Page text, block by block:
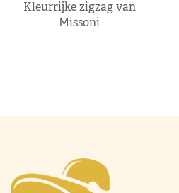
Kleurrijke zigzag van
Missoni